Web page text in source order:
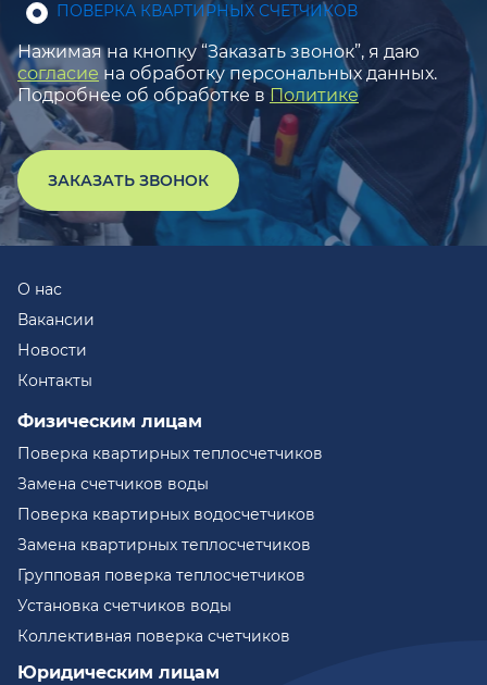
ПОВЕРКА КВАРТИРНЫХ СЧЕТЧИКОВ
Нажимая на кнопку “Заказать звонок”, я даю
согласие на обработку персональных данных.
Подробнее об обработке в Политике
ЗАКАЗАТЬ ЗВОНОК
О нас
Вакансии
Новости
Контакты
Физическим лицам
Поверка квартирных теплосчетчиков
Замена счетчиков воды
Поверка квартирных водосчетчиков
Замена квартирных теплосчетчиков
Групповая поверка теплосчетчиков
Установка счетчиков воды
Коллективная поверка счетчиков
Юридическим лицам